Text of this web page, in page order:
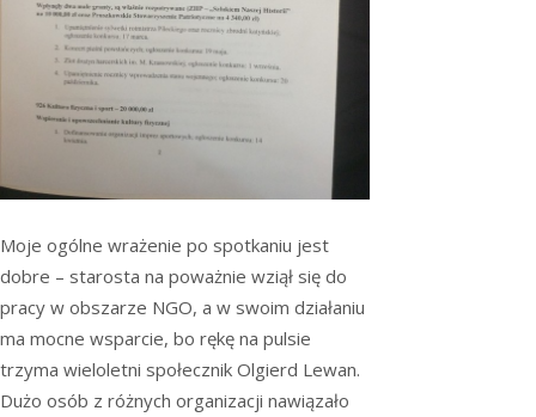
Moje ogólne wrażenie po spotkaniu jest
dobre – starosta na poważnie wziął się do
pracy w obszarze NGO, a w swoim działaniu
ma mocne wsparcie, bo rękę na pulsie
trzyma wieloletni społecznik Olgierd Lewan.
Dużo osób z różnych organizacji nawiązało